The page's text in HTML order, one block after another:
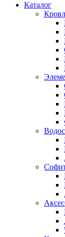
Каталог